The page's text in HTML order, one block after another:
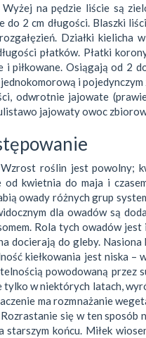
na pędzie liście są
do 2 cm długości. Blaszki
Działki kielicha
płatków. Płatki
i piłkowane. Osiągają od 2
i pojedynczym
odwrotnie jajowate
jajowaty owoc
roślin jest powolny;
od kwietnia do maja i
owady różnych grup
dla owadów są
Rola tych owadów
docierają do gleby.
kiełkowania jest niska –
powodowaną przez
tylko w niektórych latach,
ma rozmnażanie
się w ten sposób
starszym końcu. Miłek